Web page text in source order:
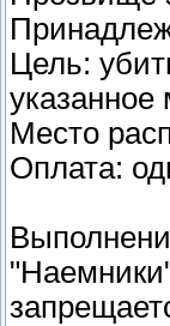
Цель:
указанное
Место
Оплата: